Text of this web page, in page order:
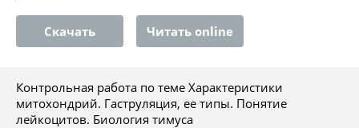
Скачать Читать online
Контрольная работа по теме Характеристики
митохондрий. Гаструляция, ее типы. Понятие
лейкоцитов. Биология тимуса